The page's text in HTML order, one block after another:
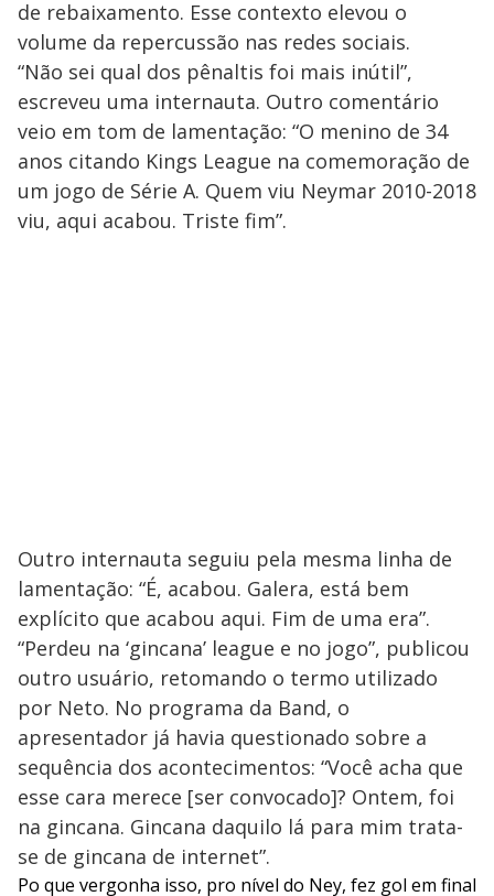
de rebaixamento. Esse contexto elevou o
volume da repercussão nas redes sociais.
“Não sei qual dos pênaltis foi mais inútil”,
escreveu uma internauta. Outro comentário
veio em tom de lamentação: “O menino de 34
anos citando Kings League na comemoração de
um jogo de Série A. Quem viu Neymar 2010-2018
viu, aqui acabou. Triste fim”.
Outro internauta seguiu pela mesma linha de
lamentação: “É, acabou. Galera, está bem
explícito que acabou aqui. Fim de uma era”.
“Perdeu na ‘gincana’ league e no jogo”, publicou
outro usuário, retomando o termo utilizado
por Neto. No programa da Band, o
apresentador já havia questionado sobre a
sequência dos acontecimentos: “Você acha que
esse cara merece [ser convocado]? Ontem, foi
na gincana. Gincana daquilo lá para mim trata-
se de gincana de internet”.
Po que vergonha isso, pro nível do Ney, fez gol em final